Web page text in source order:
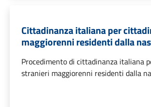
Cittadinanza italiana per
maggiorenni residenti dalla
Procedimento di cittadinanza italiana
stranieri maggiorenni residenti dalla